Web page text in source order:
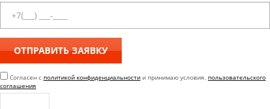
Согласен с политикой конфиденциальности и принимаю условия. пользовательского
соглашения